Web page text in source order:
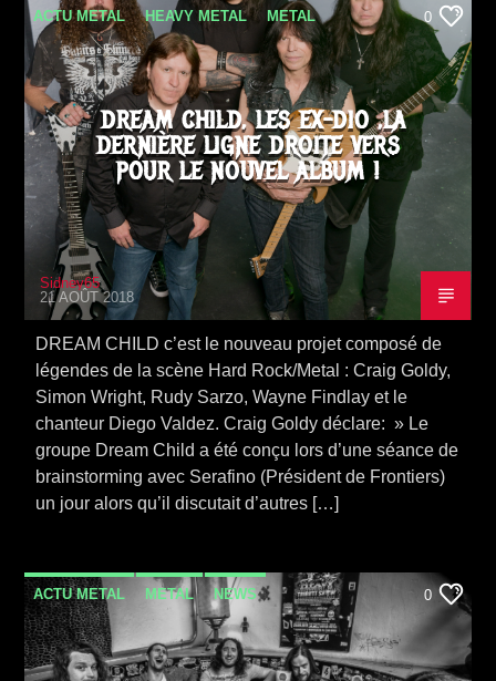
ACTU METAL HEAVY METAL METAL
NEWS SORTIE ALBUM VIDEO STORIES
0
DREAM CHILD, LES EX-DIO ,LA
DERNIÈRE LIGNE DROITE VERS
POUR LE NOUVEL ALBUM !
Sidney65
21 AOÛT 2018
DREAM CHILD c’est le nouveau projet composé de
légendes de la scène Hard Rock/Metal : Craig Goldy,
Simon Wright, Rudy Sarzo, Wayne Findlay et le
chanteur Diego Valdez. Craig Goldy déclare: » Le
groupe Dream Child a été conçu lors d’une séance de
brainstorming avec Serafino (Président de Frontiers)
un jour alors qu’il discutait d’autres […]
ACTU METAL METAL NEWS
SORTIE ALBUM THRASH VIDEO STORIES
0